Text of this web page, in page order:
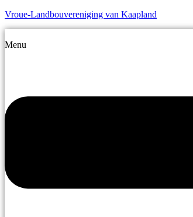
Vroue-Landbouvereniging van Kaapland
Menu